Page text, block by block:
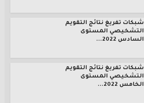
شبكات تفريغ نتائج التقويم
التشخيصي المستوى
السادس 2022...
شبكات تفريغ نتائج التقويم
التشخيصي المستوى
الخامس 2022...